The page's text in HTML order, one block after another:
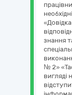
знання
№ 2»
вигляді